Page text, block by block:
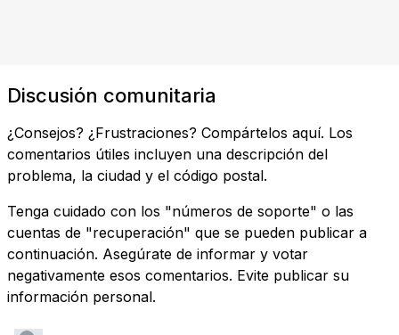
Discusión comunitaria
¿Consejos? ¿Frustraciones? Compártelos aquí. Los
comentarios útiles incluyen una descripción del
problema, la ciudad y el código postal.
Tenga cuidado con los "números de soporte" o las
cuentas de "recuperación" que se pueden publicar a
continuación. Asegúrate de informar y votar
negativamente esos comentarios. Evite publicar su
información personal.